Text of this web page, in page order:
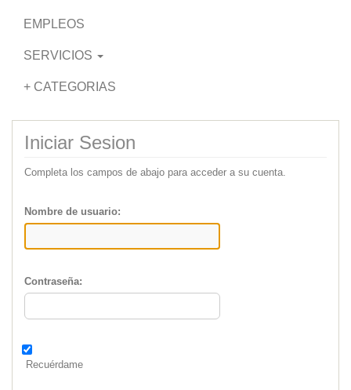
EMPLEOS
SERVICIOS
+ CATEGORIAS
Iniciar Sesion
Completa los campos de abajo para acceder a su cuenta.
Nombre de usuario:
Contraseña:
Recuérdame